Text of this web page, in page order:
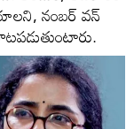
నంబర్ వన్